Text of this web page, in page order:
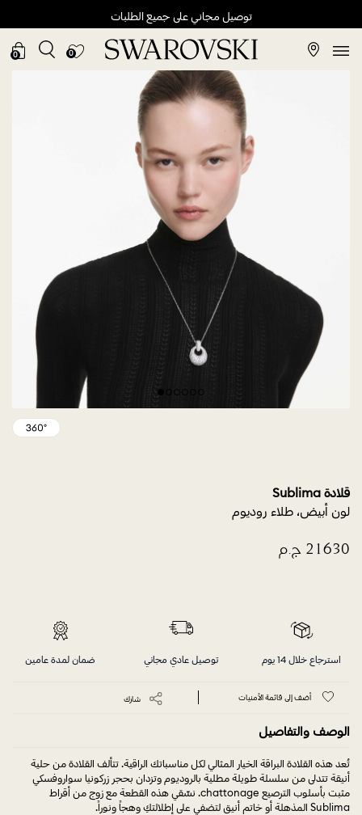
توصيل مجاني على جميع الطلبات
0
0
قلادة Sublima
لون أبيض، طلاء روديوم
استرجاع خلال 14 يوم توصيل عادي مجاني ضمان لمدة عامين
أضف إلى قائمة الأمنيات شارك
الوصف والتفاصيل
تُعد هذه القلادة البراقة الخيار المثالي لكل مناسباتك الراقية. تتألف القلادة من حلية
أنيقة تتدلى من سلسلة طويلة مطلية بالروديوم وتزدان بحجر زركونيا سواروفسكي
مثبت بأسلوب الترصيع chattonage. نسِّقي هذه القطعة مع زوج من أقراط
Sublima المذهلة أو خاتم أنيق لتضفي على إطلالتكِ وهجاً ونوراً.